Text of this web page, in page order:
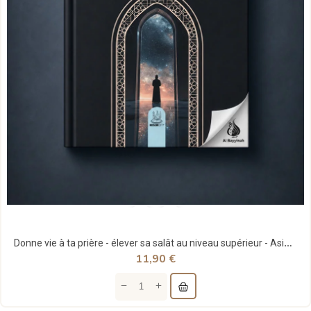
Donne vie à ta prière - élever sa salât au niveau supérieur - Asim Khan - MuslimCity
11,90 €